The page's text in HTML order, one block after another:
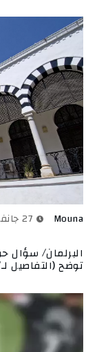
Mouna
البرلمان/ سؤال
توضح (التفاصيل